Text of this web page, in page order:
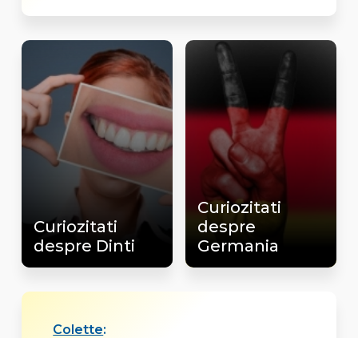
Curiozitati
despre Dinti
Curiozitati
despre
Germania
Colette: